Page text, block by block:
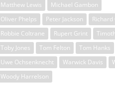
Matthew Lewis
Michael Gambon
Oliver Phelps
Peter Jackson
Robbie Coltrane
Rupert Grint
Toby Jones
Tom Felton
Tom Hanks
Uwe Ochsenknecht
Warwick Davis
Woody Harrelson